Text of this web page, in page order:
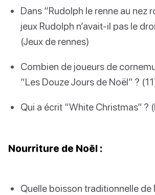
Dans “Rudolph le renne au nez
jeux Rudolph n’avait-il pas le
(Jeux de rennes)
Combien de joueurs de
“Les Douze Jours de Noël” ?
Qui a écrit “White Christmas” ?
Nourriture de Noël :
Quelle boisson traditionnelle de